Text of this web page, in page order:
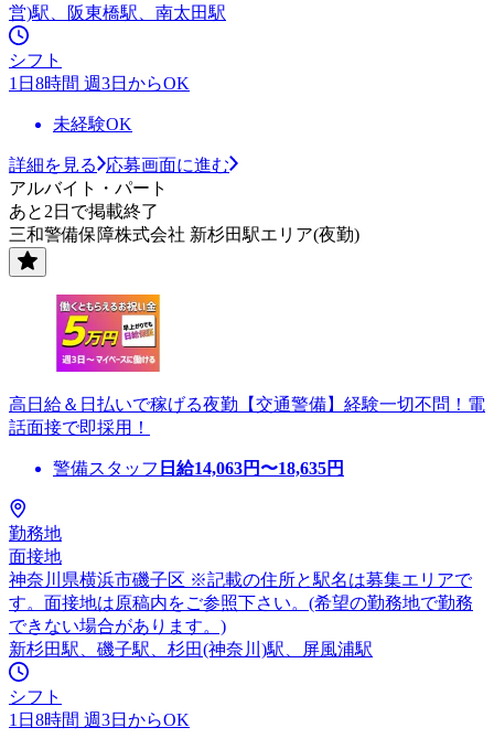
営)駅、阪東橋駅、南太田駅
シフト
1日8時間 週3日からOK
未経験OK
詳細を見る
応募画面に進む
アルバイト・パート
あと2日で掲載終了
三和警備保障株式会社 新杉田駅エリア(夜勤)
高日給＆日払いで稼げる夜勤【交通警備】経験一切不問！電
話面接で即採用！
警備スタッフ 日給14,063円〜18,635円
勤務地
面接地
神奈川県横浜市磯子区 ※記載の住所と駅名は募集エリアで
す。面接地は原稿内をご参照下さい。(希望の勤務地で勤務
できない場合があります。)
新杉田駅、磯子駅、杉田(神奈川)駅、屏風浦駅
シフト
1日8時間 週3日からOK